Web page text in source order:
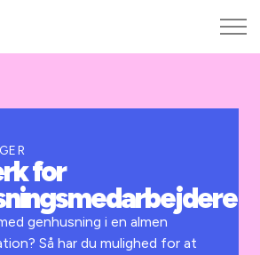
for
genhusning i en almen
Så har du mulighed for at